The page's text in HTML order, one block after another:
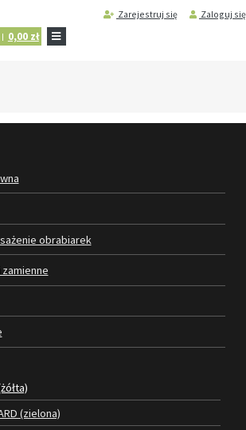
Zarejestruj się Zaloguj się
0,00 zł
ZAMIENNE
obrabiarek
(zielona)